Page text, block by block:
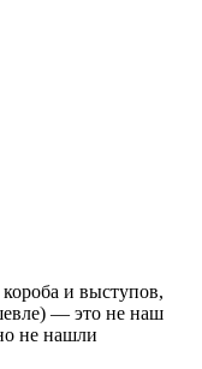
и выступов,
— это не наш
не нашли